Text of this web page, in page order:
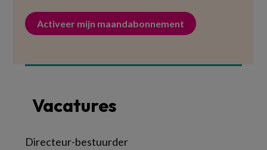
Activeer mijn maandabonnement
Vacatures
Directeur-bestuurder